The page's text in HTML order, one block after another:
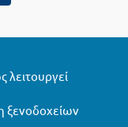
λειτουργεί
ξενοδοχείων